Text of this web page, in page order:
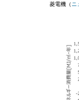
菱電機（ニ